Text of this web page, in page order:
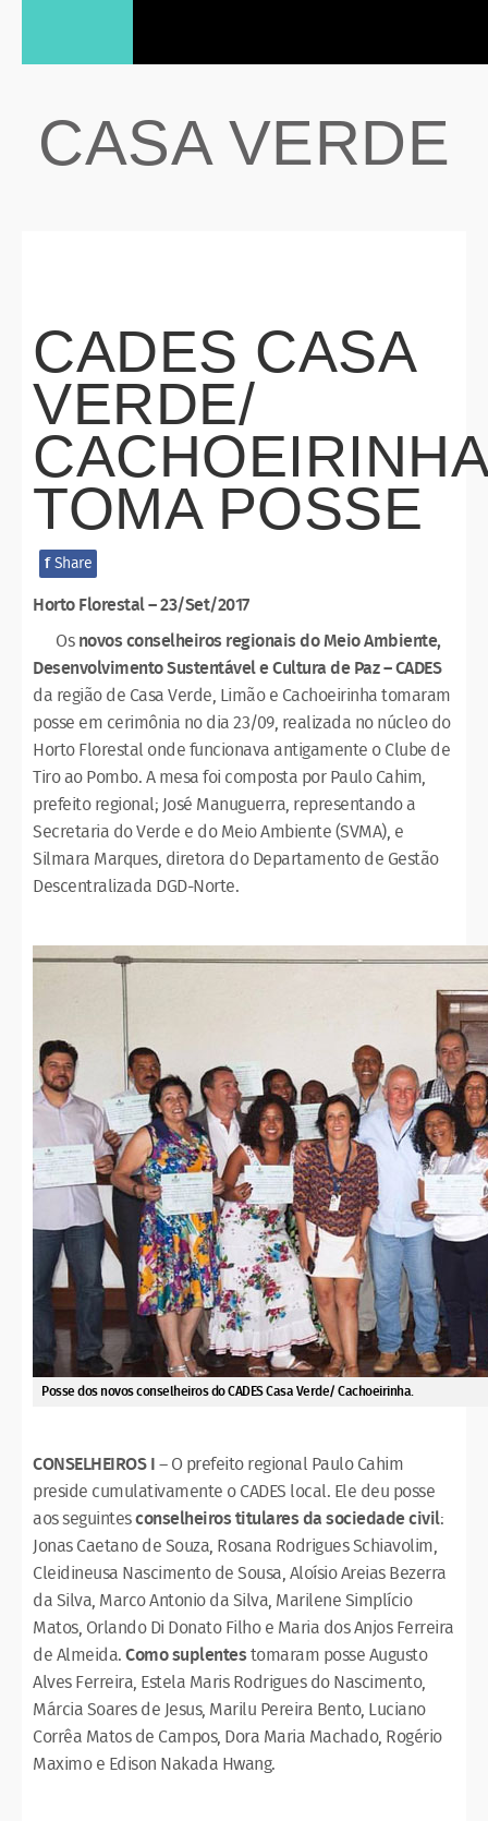
CASA VERDE
CADES CASA
VERDE/
CACHOEIRINHA
TOMA POSSE
f Share
Horto Florestal – 23/Set/2017
Osnovos conselheiros regionais do Meio Ambiente,
Desenvolvimento Sustentável e Cultura de Paz – CADES
da região de Casa Verde, Limão e Cachoeirinha tomaram
posse em cerimônia no dia 23/09, realizada no núcleo do
Horto Florestal onde funcionava antigamente o Clube de
Tiro ao Pombo. A mesa foi composta por Paulo Cahim,
prefeito regional; José Manuguerra, representando a
Secretaria do Verde e do Meio Ambiente (SVMA), e
Silmara Marques, diretora do Departamento de Gestão
Descentralizada DGD-Norte.
Posse dos novos conselheiros do CADES Casa Verde/ Cachoeirinha.
CONSELHEIROS I– O prefeito regional Paulo Cahim
preside cumulativamente o CADES local. Ele deu posse
aos seguintesconselheiros titulares da sociedade civil:
Jonas Caetano de Souza, Rosana Rodrigues Schiavolim,
Cleidineusa Nascimento de Sousa, Aloísio Areias Bezerra
da Silva, Marco Antonio da Silva, Marilene Simplício
Matos, Orlando Di Donato Filho e Maria dos Anjos Ferreira
de Almeida.Como suplentestomaram posse Augusto
Alves Ferreira, Estela Maris Rodrigues do Nascimento,
Márcia Soares de Jesus, Marilu Pereira Bento, Luciano
Corrêa Matos de Campos, Dora Maria Machado, Rogério
Maximo e Edison Nakada Hwang.